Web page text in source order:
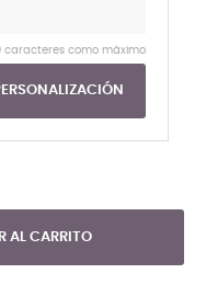
caracteres como máximo
AL CARRITO